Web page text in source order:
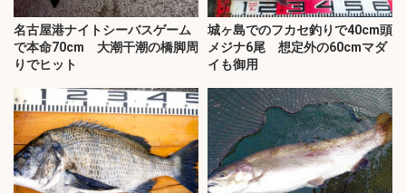
名古屋港ナイトシーバスゲーム
で本命70cm 大潮干潮の橋脚周
りでヒット
城ヶ島でのフカセ釣りで40cm頭
メジナ6尾 想定外の60cmマダ
イも御用